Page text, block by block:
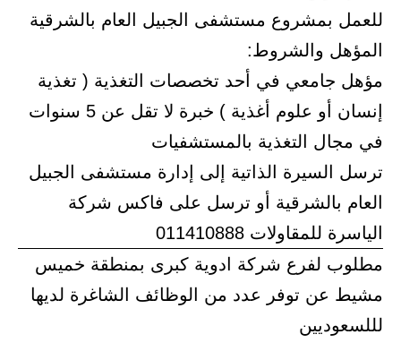
للعمل بمشروع مستشفى الجبيل العام بالشرقية
المؤهل والشروط:
مؤهل جامعي في أحد تخصصات التغذية ( تغذية
إنسان أو علوم أغذية ) خبرة لا تقل عن 5 سنوات
في مجال التغذية بالمستشفيات
ترسل السيرة الذاتية إلى إدارة مستشفى الجبيل
العام بالشرقية أو ترسل على فاكس شركة
الياسرة للمقاولات 011410888
مطلوب لفرع شركة ادوية كبرى بمنطقة خميس
مشيط عن توفر عدد من الوظائف الشاغرة لديها
لللسعوديين